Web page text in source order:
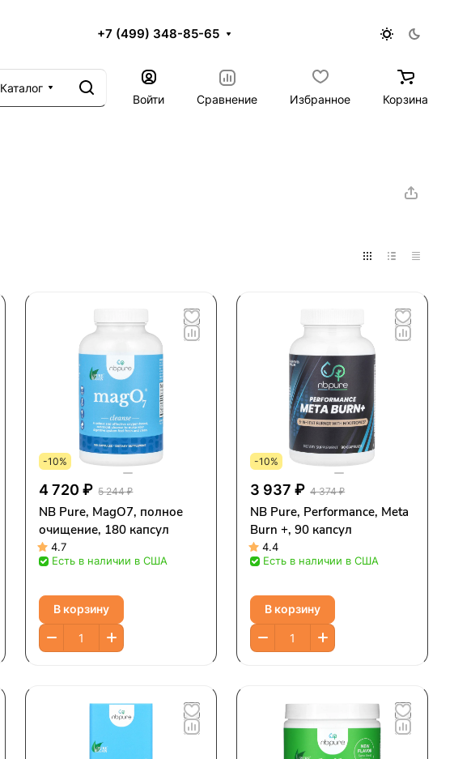
+7 (499) 348-85-65
Каталог
Войти
Сравнение Избранное Корзина
-10%
4 720 ₽ 5 244 ₽
NB Pure, MagO7, полное
очищение, 180 капсул
4.7
Есть в наличии в США
В корзину
-10%
3 937 ₽ 4 374 ₽
NB Pure, Performance, Meta
Burn +, 90 капсул
4.4
Есть в наличии в США
В корзину